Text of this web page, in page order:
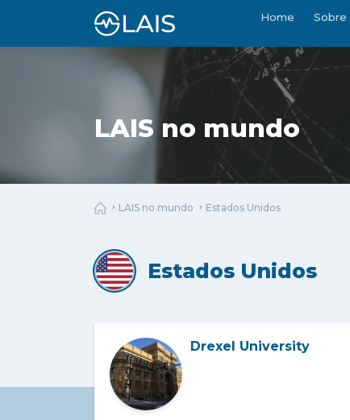
Home Sobre
LAIS no mundo
LAIS no mundo Estados Unidos
Estados Unidos
Drexel University